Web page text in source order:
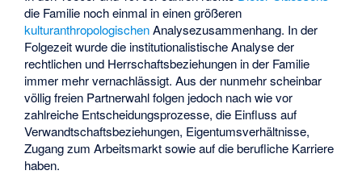
die Familie noch einmal in einen größeren
kulturanthropologischenAnalysezusammenhang. In der
Folgezeit wurde die institutionalistische Analyse der
rechtlichen und Herrschaftsbeziehungen in der Familie
immer mehr vernachlässigt. Aus der nunmehr scheinbar
völlig freien Partnerwahl folgen jedoch nach wie vor
zahlreiche Entscheidungsprozesse, die Einfluss auf
Verwandtschaftsbeziehungen, Eigentumsverhältnisse,
Zugang zum Arbeitsmarkt sowie auf die berufliche Karriere
haben.